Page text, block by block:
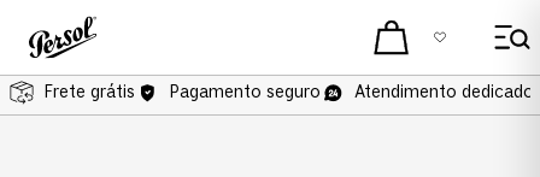
Frete grátis Pagamento seguro Atendimento dedicado